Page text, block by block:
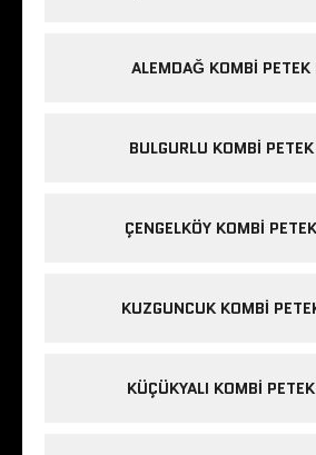
ALEMDAĞ KOMBI PETEK
BULGURLU KOMBI
ÇENGELKÖY KOMBI
KUZGUNCUK KOMBI
KÜÇÜKYALI KOMBI